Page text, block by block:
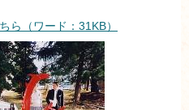
ら（ワード：31KB）